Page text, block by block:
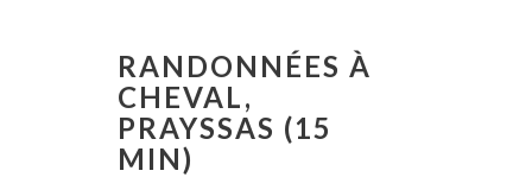
RANDONNÉES À
CHEVAL,
PRAYSSAS (15
MIN)